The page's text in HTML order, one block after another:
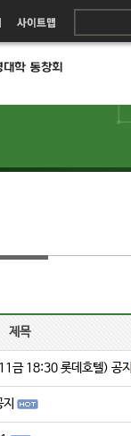
제목
금 18:30 롯데호텔) 공지